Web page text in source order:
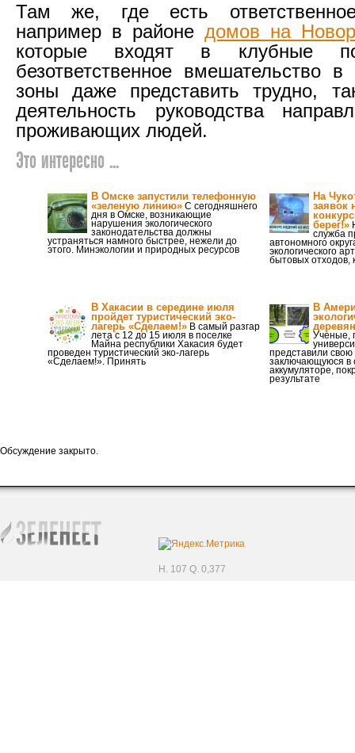
Там же, где есть ответственное
например в районе домов на
которые входят в клубные
безответственное вмешательство в
зоны даже представить трудно,
деятельность руководства
проживающих людей.
Это интересно ...
В Омске запустили телефонную
«зеленую линию» С сегодняшнего
дня в Омске, возникающие
нарушения экологического
законодательства должны
устраняться намного быстрее, нежели до
этого. Минэкологии и природных ресурсов
На
заявок
берег!»
служба
автономного
экологического
бытовых отходов,
В Хакасии в середине июля
пройдет туристический эко-
лагерь «Сделаем!» В самый разгар
лета с 12 до 15 июля в поселке
Майна республики Хакасия будет
проведен туристический эко-лагерь
«Сделаем!». Принять
В
Ученые,
представили
заключающуюся в
аккумуляторе,
результате
Обсуждение закрыто.
H. 107 Q. 0,377